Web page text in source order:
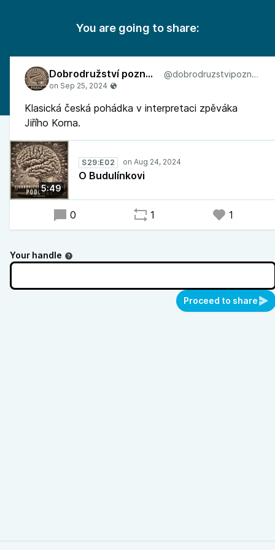
You are going to share:
Dobrodružství poznávání @dobrodruzstvipoznavani
Klasická česká pohádka v interpretaci zpěváka
Jiřího Korna.
5:49
S29:E02
O Budulínkovi
0 1 1
Your handle
Proceed to share